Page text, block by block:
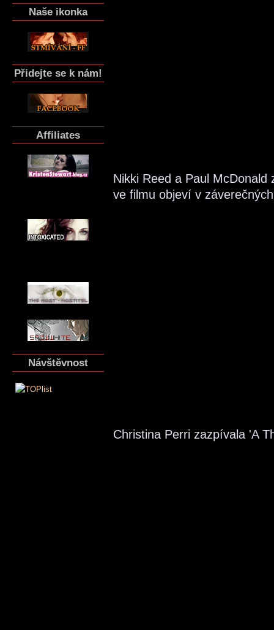
Naše ikonka
Přidejte se k nám!
Affiliates
Návštěvnost
Nikki Reed a Paul
ve filmu objeví v
Christina Perri zazpívala 'A